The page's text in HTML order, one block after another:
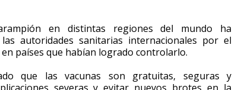
en distintas regiones del mundo ha
autoridades sanitarias internacionales por el
en países que habían logrado controlarlo.
que las vacunas son gratuitas, seguras y